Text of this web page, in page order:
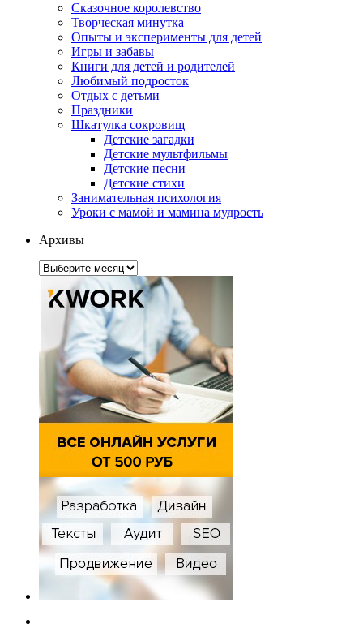
Сказочное королевство
Творческая минутка
Опыты и эксперименты для детей
Игры и забавы
Книги для детей и родителей
Любимый подросток
Отдых с детьми
Праздники
Шкатулка сокровищ
Детские загадки
Детские мультфильмы
Детские песни
Детские стихи
Занимательная психология
Уроки с мамой и мамина мудрость
Архивы
Архивы